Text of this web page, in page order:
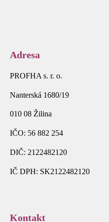
Adresa
PROFHA s. r. o.
Nanterská 1680/19
010 08 Žilina
IČO: 56 882 254
DIČ: 2122482120
IČ DPH: SK2122482120
Kontakt